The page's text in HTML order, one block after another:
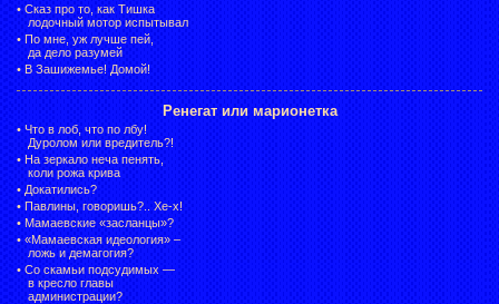
• Сказ про то, как Тишка
лодочный мотор испытывал
• По мне, уж лучше пей,
да дело разумей
• В Зашижемье! Домой!
Ренегат или марионетка
• Что в лоб, что по лбу!
Дуролом или вредитель?!
• На зеркало неча пенять,
коли рожа крива
• Докатились?
• Павлины, говоришь?.. Хе-х!
• Мамаевские «засланцы»?
• «Мамаевская идеология» –
ложь и демагогия?
• Со скамьи подсудимых —
в кресло главы
администрации?